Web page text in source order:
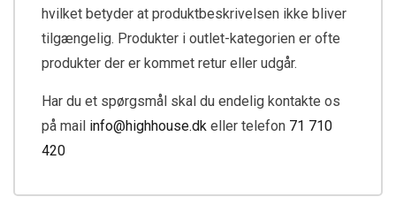
hvilket betyder at produktbeskrivelsen ikke bliver
tilgængelig. Produkter i outlet-kategorien er ofte
produkter der er kommet retur eller udgår.
Har du et spørgsmål skal du endelig kontakte os
på mail info@highhouse.dk eller telefon 71 710
420